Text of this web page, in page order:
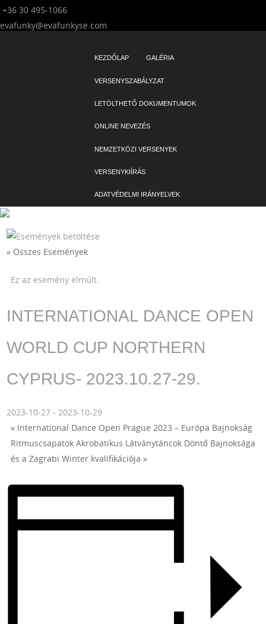
+36 30 495-1066
evafunky@evafunkyse.com
közös oldala
SKIP TO CONTENT
KEZDŐLAP GALÉRIA
VERSENYSZABÁLYZAT
LETÖLTHETŐ DOKUMENTUMOK
ONLINE NEVEZÉS
NEMZETKÖZI VERSENYEK
VERSENYKIÍRÁS
ADATVÉDELMI IRÁNYELVEK
« Összes Események
Ez az esemény elmúlt.
INTERNATIONAL DANCE OPEN
WORLD CUP NORTHERN
CYPRUS- 2023.10.27-29.
2023-10-27 - 2023-10-29
« International Dance Open Prague 2023 – Európa Bajnokság
Ritmuscsapatok Akrobatikus Látványtáncok Döntő Bajnoksága
és a Zagrabi Winter kvalifikációja»